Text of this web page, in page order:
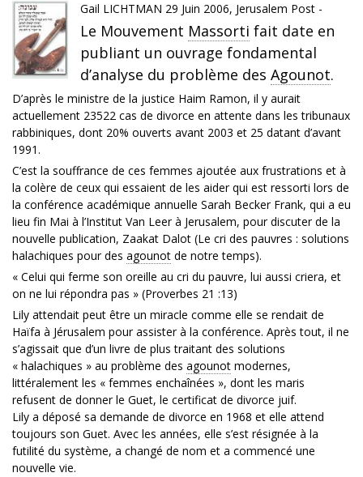
Gail LICHTMAN 29 Juin 2006, Jerusalem Post -
Le Mouvement Massorti fait date en
publiant un ouvrage fondamental
d’analyse du problème des Agounot.
D’après le ministre de la justice Haim Ramon, il y aurait
actuellement 23522 cas de divorce en attente dans les tribunaux
rabbiniques, dont 20% ouverts avant 2003 et 25 datant d’avant
1991.
C’est la souffrance de ces femmes ajoutée aux frustrations et à
la colère de ceux qui essaient de les aider qui est ressorti lors de
la conférence académique annuelle Sarah Becker Frank, qui a eu
lieu fin Mai à l’Institut Van Leer à Jerusalem, pour discuter de la
nouvelle publication, Zaakat Dalot (Le cri des pauvres : solutions
halachiques pour des agounot de notre temps).
« Celui qui ferme son oreille au cri du pauvre, lui aussi criera, et
on ne lui répondra pas » (Proverbes 21 :13)
Lily attendait peut être un miracle comme elle se rendait de
Haïfa à Jérusalem pour assister à la conférence. Après tout, il ne
s’agissait que d’un livre de plus traitant des solutions
« halachiques » au problème des agounot modernes,
littéralement les « femmes enchaînées », dont les maris
refusent de donner le Guet, le certificat de divorce juif.
Lily a déposé sa demande de divorce en 1968 et elle attend
toujours son Guet. Avec les années, elle s’est résignée à la
futilité du système, a changé de nom et a commencé une
nouvelle vie.